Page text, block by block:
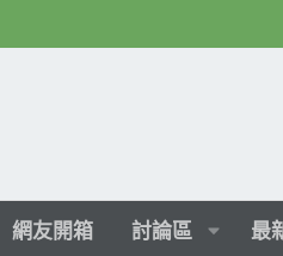
網友開箱 討論區 最